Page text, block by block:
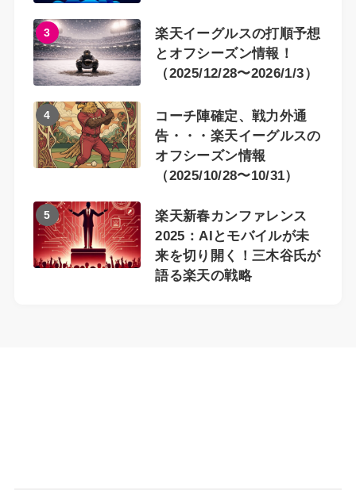
3
楽天イーグルスの打順予想
とオフシーズン情報！
（2025/12/28〜2026/1/3）
4
コーチ陣確定、戦力外通
告・・・楽天イーグルスの
オフシーズン情報
（2025/10/28〜10/31）
5
楽天新春カンファレンス
2025：AIとモバイルが未
来を切り開く！三木谷氏が
語る楽天の戦略